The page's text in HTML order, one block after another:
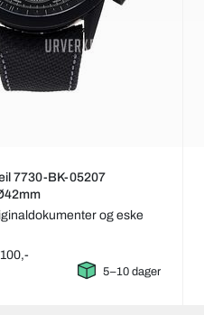
7730-BK-05207
og eske
5–10 dager